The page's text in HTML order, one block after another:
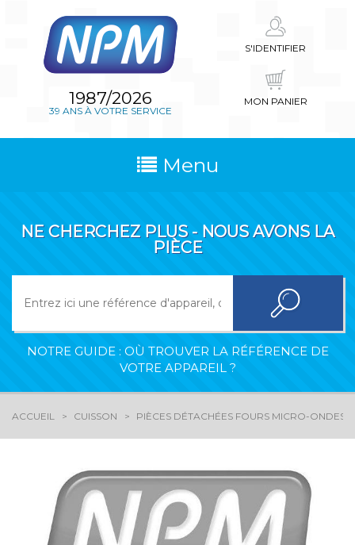
1987/2026
39 ANS À VOTRE SERVICE
S'IDENTIFIER
MON PANIER
Menu
NE CHERCHEZ PLUS - NOUS AVONS LA
PIÈCE
NOTRE GUIDE : OÙ TROUVER LA RÉFÉRENCE DE
VOTRE APPAREIL ?
ACCUEIL CUISSON PIÈCES DÉTACHÉES FOURS MICRO-ONDES